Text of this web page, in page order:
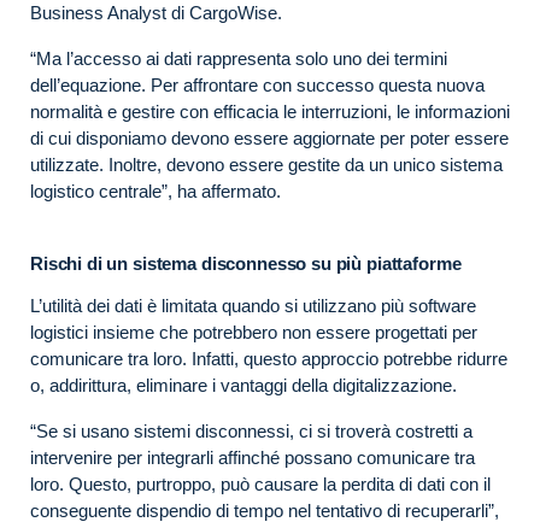
Business Analyst di CargoWise.
“Ma l’accesso ai dati rappresenta solo uno dei termini
dell’equazione. Per affrontare con successo questa nuova
normalità e gestire con efficacia le interruzioni, le informazioni
di cui disponiamo devono essere aggiornate per poter essere
utilizzate. Inoltre, devono essere gestite da un unico sistema
logistico centrale”, ha affermato.
Rischi di un sistema disconnesso su più piattaforme
L’utilità dei dati è limitata quando si utilizzano più software
logistici insieme che potrebbero non essere progettati per
comunicare tra loro. Infatti, questo approccio potrebbe ridurre
o, addirittura, eliminare i vantaggi della digitalizzazione.
“Se si usano sistemi disconnessi, ci si troverà costretti a
intervenire per integrarli affinché possano comunicare tra
loro. Questo, purtroppo, può causare la perdita di dati con il
conseguente dispendio di tempo nel tentativo di recuperarli”,